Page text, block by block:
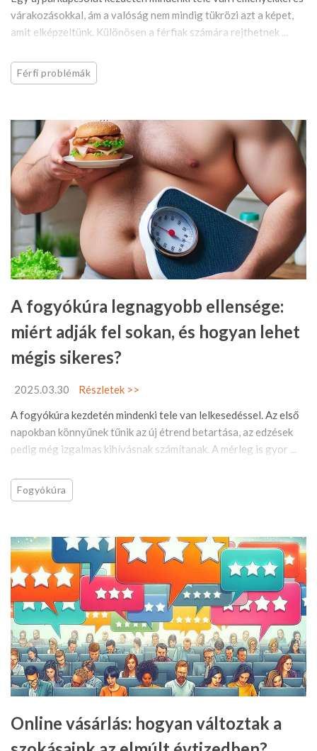
várakozásokkal, ám a valóság nem mindig tükrözi azt a képet,
amit elképzeltünk. Különösen a férfiak számára rejthetnek ...
Férfi problémák
A fogyókúra legnagyobb ellensége:
miért adják fel sokan, és hogyan lehet
mégis sikeres?
2025.03.30
Részletek >>
A fogyókúra kezdetén mindenki tele van lelkesedéssel. Az első
napokban könnyűnek tűnik az új étrend betartása, az edzések
pedig még izgalmas kihívásnak számítanak. A mérleg is gyor ...
Fogyókúra
Online vásárlás: hogyan változtak a